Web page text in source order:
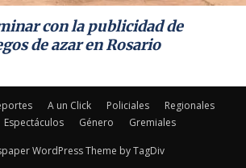
con la publicidad de
de azar en Rosario
A un Click Policiales
Regionales
Espectáculos Género Gremiales
WordPress Theme by TagDiv